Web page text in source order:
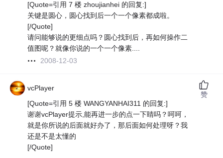
[Quote=引用 7 楼 zhoujianhei 的回复:]
关键是圆心，圆心找到后一个一个像素都成啦。
[/Quote]
请问能够说的更细点吗？圆心找到后，再如何操作二
值图呢？就像你说的一个一个像素....
2008-12-03
vcPlayer
[Quote=引用 5 楼 WANGYANHAI311 的回复:]
谢谢vcPlayer提示,能再进一步的点一下睛吗？呵呵，
就是你所说的后面就好办了，那后面如何处理呀？我
还是不是太懂的
[/Quote]
赞